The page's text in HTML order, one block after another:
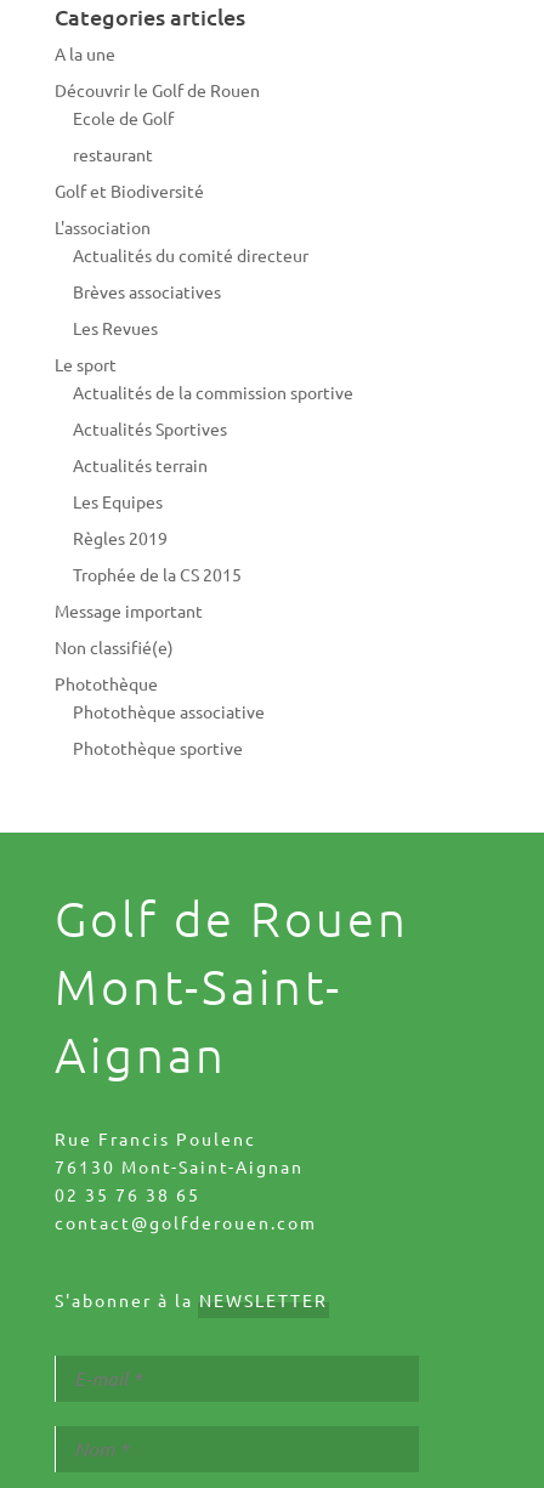
Categories articles
A la une
Découvrir le Golf de Rouen
Ecole de Golf
restaurant
Golf et Biodiversité
L'association
Actualités du comité directeur
Brèves associatives
Les Revues
Le sport
Actualités de la commission sportive
Actualités Sportives
Actualités terrain
Les Equipes
Règles 2019
Trophée de la CS 2015
Message important
Non classifié(e)
Photothèque
Photothèque associative
Photothèque sportive
Golf de Rouen
Mont-Saint-
Aignan
Rue Francis Poulenc
76130 Mont-Saint-Aignan
02 35 76 38 65
contact@golfderouen.com
S'abonner à la NEWSLETTER